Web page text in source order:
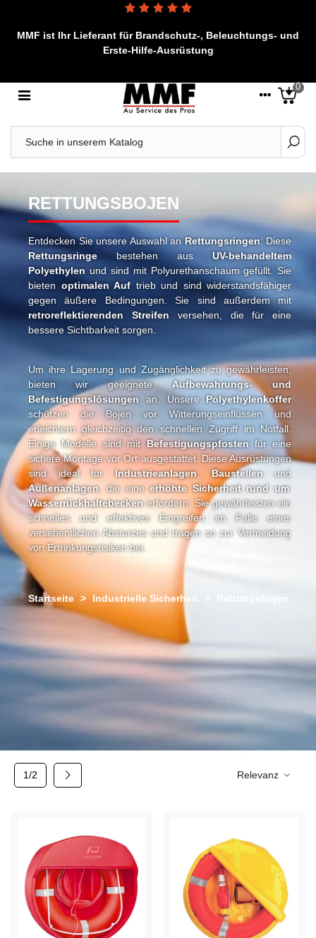
MMF ist Ihr Lieferant für Brandschutz-, Beleuchtungs- und
Erste-Hilfe-Ausrüstung
0
RETTUNGSBOJEN
Entdecken Sie unsere Auswahl anRettungsringen: Diese
Rettungsringe bestehen ausUV-behandeltem
Polyethylenund sind mit Polyurethanschaum gefüllt. Sie
bieten optimalen Auf trieb und sind widerstandsfähiger
gegen äußere Bedingungen. Sie sind außerdem mit
retroreflektierenden Streifen versehen, die für eine
bessere Sichtbarkeit sorgen.
Um ihre Lagerung und Zugänglichkeit zu gewährleisten,
bieten wir geeigneteAufbewahrungs- und
Befestigungslösungenan. UnserePolyethylenkoffer
schützen die Bojen vor Witterungseinflüssen und
erleichtern gleichzeitig den schnellen Zugriff im Notfall.
Einige Modelle sind mitBefestigungspfostenfür eine
sichere Montage vor Ort ausgestattet. Diese Ausrüstungen
sind ideal fürIndustrieanlagen,Baustellenund
Außenanlagen, die eineerhöhte Sicherheit rund um
Wasserrückhaltebeckenerfordern. Sie gewährleisten ein
schnelles und effektives Eingreifen im Falle eines
versehentlichen Absturzes und tragen so zur Vermeidung
von Ertrinkungsrisiken bei.
Startseite > Industrielle Sicherheit Rettungsbojen
Relevanz
1/2